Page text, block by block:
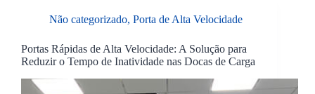
Não categorizado, Porta de Alta Velocidade
Portas Rápidas de Alta Velocidade: A Solução para
Reduzir o Tempo de Inatividade nas Docas de Carga